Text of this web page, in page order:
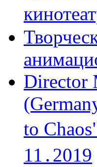
Director
to
11․2019